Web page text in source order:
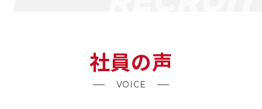
社員の声
VOICE